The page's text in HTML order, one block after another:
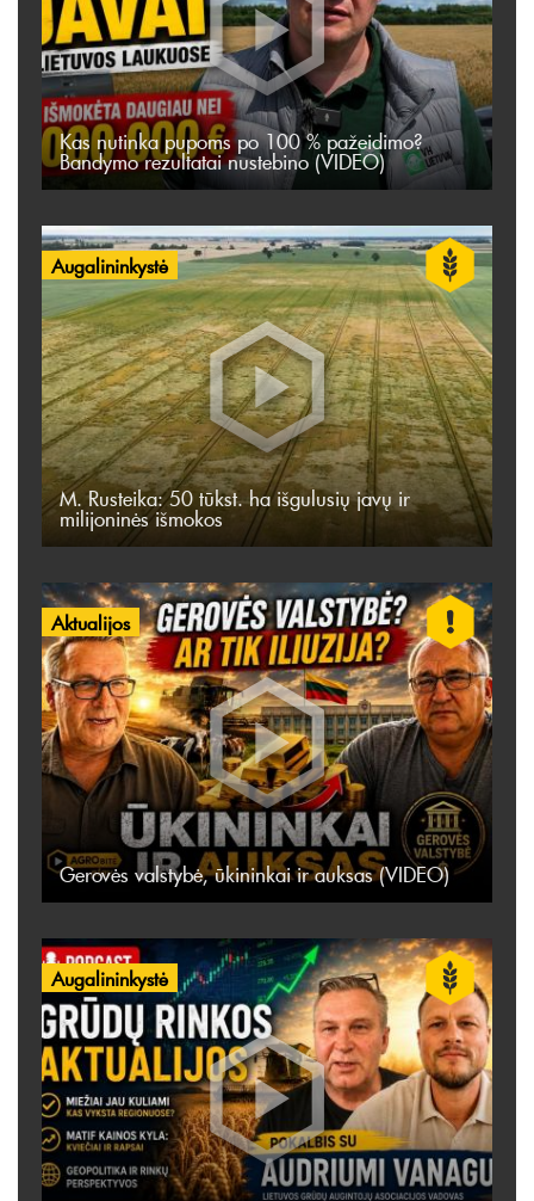
Kas nutinka pupoms po 100 % pažeidimo?
Bandymo rezultatai nustebino (VIDEO)
Augalininkystė
M. Rusteika: 50 tūkst. ha išgulusių javų ir
milijoninės išmokos
Aktualijos
Gerovės valstybė, ūkininkai ir auksas (VIDEO)
Augalininkystė